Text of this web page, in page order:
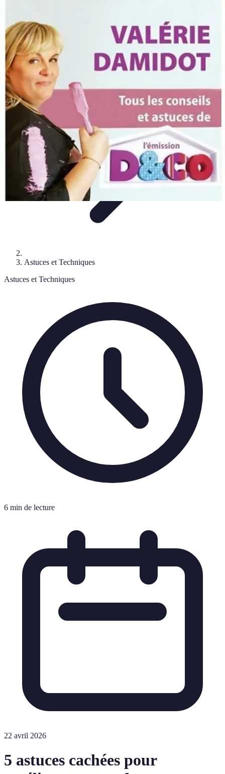
techniquesRésolution Techniques et Astuces
Astuces Rubik Cube
Astuces et Techniques
Astuces et Techniques
6 min de lecture
22 avril 2026
5 astuces cachées pour